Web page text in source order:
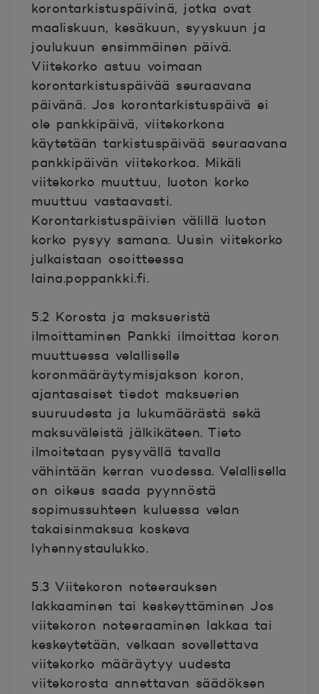
korontarkistuspäivinä, jotka ovat
maaliskuun, kesäkuun, syyskuun ja
joulukuun ensimmäinen päivä.
Viitekorko astuu voimaan
korontarkistuspäivää seuraavana
päivänä. Jos korontarkistuspäivä ei
ole pankkipäivä, viitekorkona
käytetään tarkistuspäivää seuraavana
pankkipäivän viitekorkoa. Mikäli
viitekorko muuttuu, luoton korko
muuttuu vastaavasti.
Korontarkistuspäivien välillä luoton
korko pysyy samana. Uusin viitekorko
julkaistaan osoitteessa
laina.poppankki.fi.
5.2 Korosta ja maksueristä
ilmoittaminen Pankki ilmoittaa koron
muuttuessa velalliselle
koronmääräytymisjakson koron,
ajantasaiset tiedot maksuerien
suuruudesta ja lukumäärästä sekä
maksuväleistä jälkikäteen. Tieto
ilmoitetaan pysyvällä tavalla
vähintään kerran vuodessa. Velallisella
on oikeus saada pyynnöstä
sopimussuhteen kuluessa velan
takaisinmaksua koskeva
lyhennystaulukko.
5.3 Viitekoron noteerauksen
lakkaaminen tai keskeyttäminen Jos
viitekoron noteeraaminen lakkaa tai
keskeytetään, velkaan sovellettava
viitekorko määräytyy uudesta
viitekorosta annettavan säädöksen